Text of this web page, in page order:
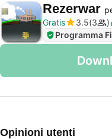
Rezerwar
Gratis
3.5 3
Programma
Opinioni utenti